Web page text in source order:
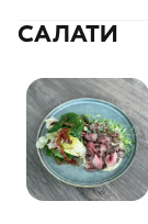
САЛАТИ